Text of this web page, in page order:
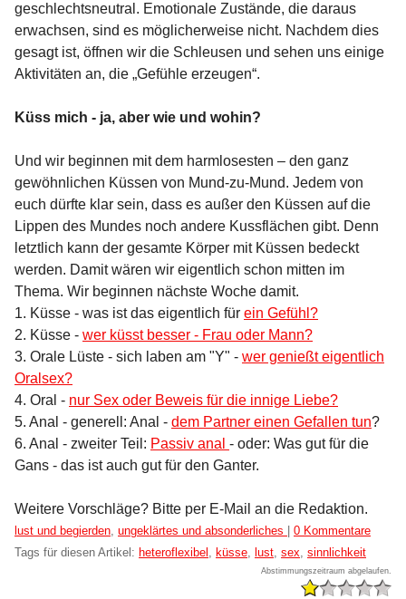
geschlechtsneutral. Emotionale Zustände, die daraus
erwachsen, sind es möglicherweise nicht. Nachdem dies
gesagt ist, öffnen wir die Schleusen und sehen uns einige
Aktivitäten an, die „Gefühle erzeugen“.
Küss mich - ja, aber wie und wohin?
Und wir beginnen mit dem harmlosesten – den ganz
gewöhnlichen Küssen von Mund-zu-Mund. Jedem von
euch dürfte klar sein, dass es außer den Küssen auf die
Lippen des Mundes noch andere Kussflächen gibt. Denn
letztlich kann der gesamte Körper mit Küssen bedeckt
werden. Damit wären wir eigentlich schon mitten im
Thema. Wir beginnen nächste Woche damit.
1. Küsse - was ist das eigentlich für ein Gefühl?
2. Küsse - wer küsst besser - Frau oder Mann?
3. Orale Lüste - sich laben am "Y" - wer genießt eigentlich
Oralsex?
4. Oral - nur Sex oder Beweis für die innige Liebe?
5. Anal - generell: Anal - dem Partner einen Gefallen tun?
6. Anal - zweiter Teil: Passiv anal - oder: Was gut für die
Gans - das ist auch gut für den Ganter.
Weitere Vorschläge? Bitte per E-Mail an die Redaktion.
Kategorien:
lust und begierden, ungeklärtes und absonderliches
0 Kommentare
Tags für diesen Artikel: heteroflexibel , küsse, lust, sex, sinnlichkeit
Abstimmungszeitraum abgelaufen.